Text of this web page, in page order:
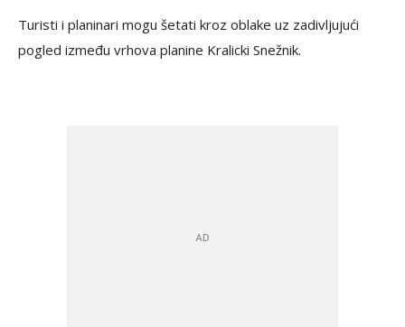
Turisti i planinari mogu šetati kroz oblake uz zadivljujući
pogled između vrhova planine Kralicki Snežnik.